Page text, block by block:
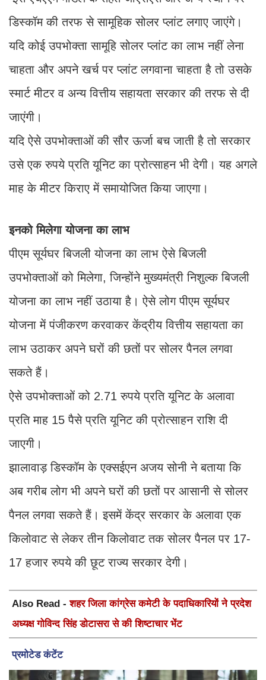
डिस्कॉम की तरफ से सामूहिक सोलर प्लांट लगाए जाएंगे।
यदि कोई उपभोक्ता सामूहि सोलर प्लांट का लाभ नहीं लेना
चाहता और अपने खर्च पर प्लांट लगवाना चाहता है तो उसके
स्मार्ट मीटर व अन्य वित्तीय सहायता सरकार की तरफ से दी
जाएंगी।
यदि ऐसे उपभोक्ताओं की सौर ऊर्जा बच जाती है तो सरकार
उसे एक रुपये प्रति यूनिट का प्रोत्साहन भी देगी। यह अगले
माह के मीटर किराए में समायोजित किया जाएगा।
इनको मिलेगा योजना का लाभ
पीएम सूर्यघर बिजली योजना का लाभ ऐसे बिजली
उपभोक्ताओं को मिलेगा, जिन्होंने मुख्यमंत्री निशुल्क बिजली
योजना का लाभ नहीं उठाया है। ऐसे लोग पीएम सूर्यघर
योजना में पंजीकरण करवाकर केंद्रीय वित्तीय सहायता का
लाभ उठाकर अपने घरों की छतों पर सोलर पैनल लगवा
सकते हैं।
ऐसे उपभोक्ताओं को 2.71 रुपये प्रति यूनिट के अलावा
प्रति माह 15 पैसे प्रति यूनिट की प्रोत्साहन रा​शि दी
जाएगी।
झालावाड़ डिस्कॉम के एक्सईएन अजय सोनी ने बताया कि
अब गरीब लोग भी अपने घरों की छतों पर आसानी से सोलर
पैनल लगवा सकते हैं। इसमें केंद्र सरकार के अलावा एक
किलोवाट से लेकर तीन किलोवाट तक सोलर पैनल पर 17-
17 हजार रुपये की छूट राज्य सरकार देगी।
Also Read -शहर जिला कांग्रेस कमेटी के पदाधिकारियों ने प्रदेश
अध्यक्ष गोविन्द सिंह डोटासरा से की शिष्टाचार भेंट